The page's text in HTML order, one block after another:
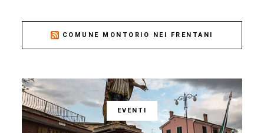
COMUNE MONTORIO NEI FRENTANI
EVENTI